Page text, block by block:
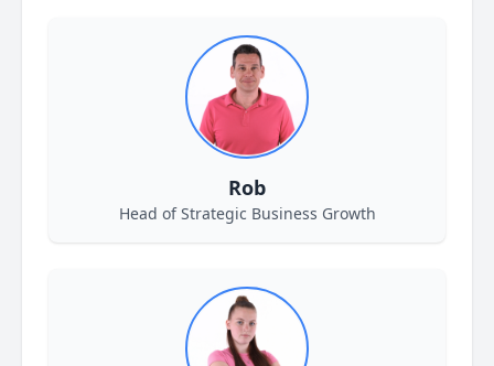
Rob
Head of Strategic Business Growth